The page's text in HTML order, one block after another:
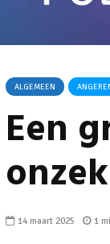
ALGEMEEN
Een
14 maart 2025 1